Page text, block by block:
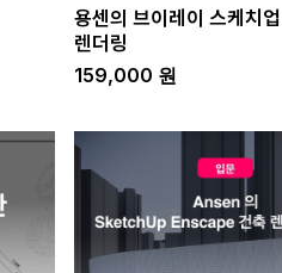
용센의 브이레이 스케치
렌더링
159,000 원